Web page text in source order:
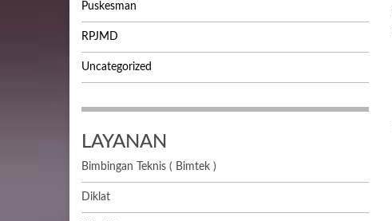
Puskesman
RPJMD
Uncategorized
LAYANAN
Bimbingan Teknis ( Bimtek )
Diklat